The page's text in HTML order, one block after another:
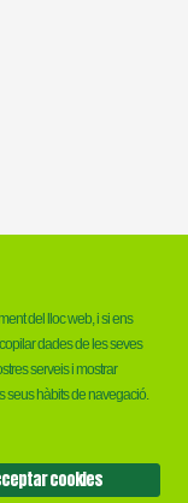
del lloc web, i si ens
dades de les seves
serveis i mostrar
seus hàbits de navegació.
cookies